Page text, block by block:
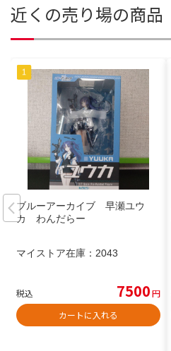
近くの売り場の商品
ブルーアーカイブ 早瀬ユウ
カ わんだらー
マイストア在庫： 2043
税込 7500円
カートに入れる